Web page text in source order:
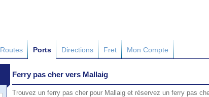
Routes Ports Directions Fret Mon Compte
Ferry pas cher vers Mallaig
Trouvez un ferry pas cher pour Mallaig et réservez un ferry pas